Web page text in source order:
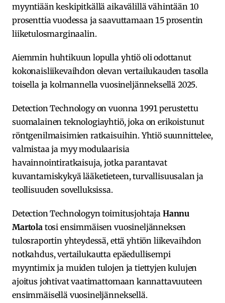
myyntiään keskipitkällä aikavälillä vähintään 10
prosenttia vuodessa ja saavuttamaan 15 prosentin
liiketulosmarginaalin.
Aiemmin huhtikuun lopulla yhtiö oli odottanut
kokonaisliikevaihdon olevan vertailukauden tasolla
toisella ja kolmannella vuosineljänneksellä 2025.
Detection Technology on vuonna 1991 perustettu
suomalainen teknologiayhtiö, joka on erikoistunut
röntgenilmaisimien ratkaisuihin. Yhtiö suunnittelee,
valmistaa ja myy modulaarisia
havainnointiratkaisuja, jotka parantavat
kuvantamiskykyä lääketieteen, turvallisuusalan ja
teollisuuden sovelluksissa.
Detection Technologyn toimitusjohtaja Hannu
Martola tosi ensimmäisen vuosineljänneksen
tulosraportin yhteydessä, että yhtiön liikevaihdon
notkahdus, vertailukautta epäedullisempi
myyntimix ja muiden tulojen ja tiettyjen kulujen
ajoitus johtivat vaatimattomaan kannattavuuteen
ensimmäisellä vuosineljänneksellä.